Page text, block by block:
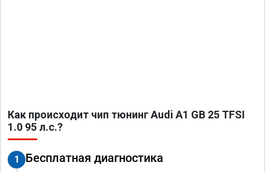
Как происходит чип тюнинг Audi A1 GB 25 TFSI
1.0 95 л.с.?
1 Бесплатная диагностика